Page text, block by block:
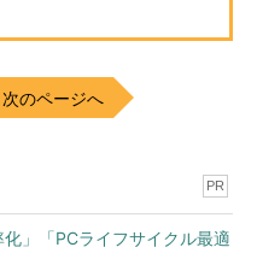
次のページへ
PR
」「PCライフサイクル最適